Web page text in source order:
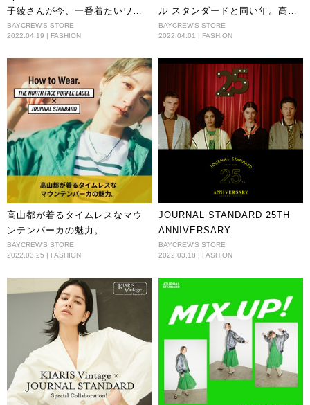
子綾さんが今、一番着たいワー
ドローブ
BAYCREW'S STORE
2022.04.19 | FASHION
ル スタンダードと同い年。高杉
真宙と黒島結菜に刻まれた25年
とこれから。
BAYCREW'S STORE
2022.04.01 | FASHION
高山都が着るタイムレスなマウ
ンテンパーカの魅力。
BAYCREW'S STORE
2022.03.25 | FASHION
JOURNAL STANDARD 25TH
ANNIVERSARY
BAYCREW'S STORE
2022.03.18 | FASHION